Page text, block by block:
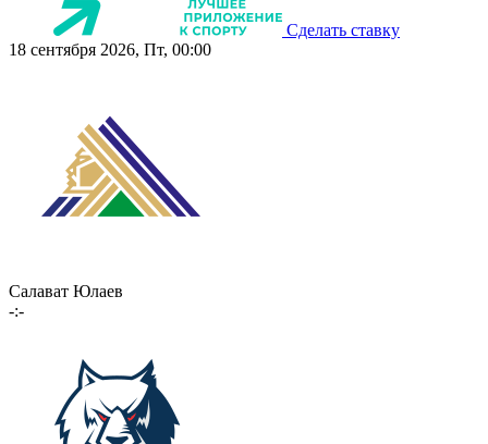
Сделать ставку
18 сентября 2026, Пт, 00:00
Салават Юлаев
-:-